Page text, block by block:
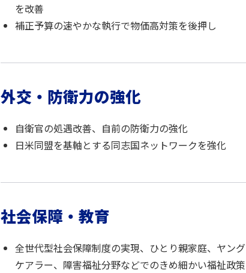
を改善
補正予算の速やかな執行で物価高対策を後押し
外交・防衛力の強化
自衛官の処遇改善、自前の防衛力の強化
日米同盟を基軸とする同志国ネットワークを強化
社会保障・教育
全世代型社会保障制度の実現、ひとり親家庭、ヤング
ケアラー、障害福祉分野などでのきめ細かい福祉政策